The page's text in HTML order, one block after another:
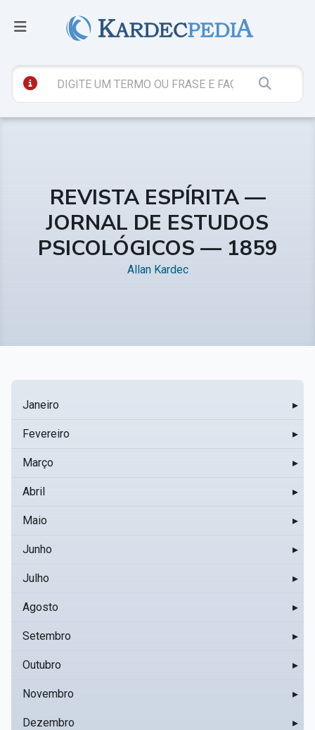
REVISTA ESPÍRITA —
JORNAL DE ESTUDOS
PSICOLÓGICOS — 1859
Allan Kardec
Janeiro ▸
Fevereiro ▸
Março ▸
Abril ▸
Maio ▸
Junho ▸
Julho ▸
Agosto ▸
Setembro ▸
Outubro ▸
Novembro ▸
Dezembro ▸